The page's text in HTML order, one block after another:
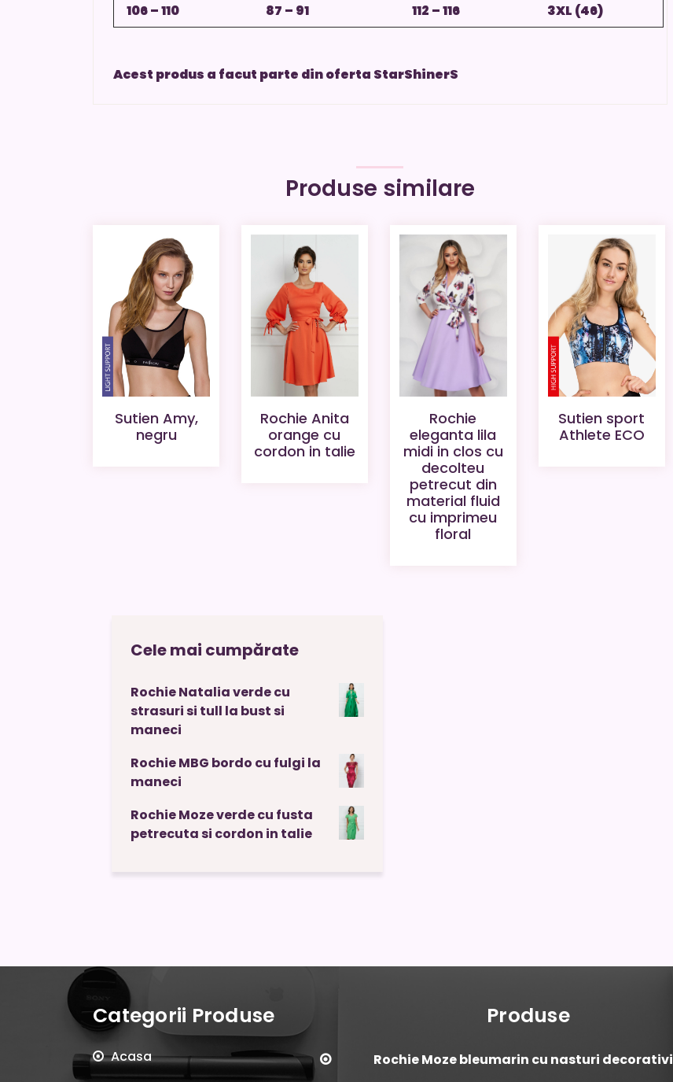
106 – 110
87 – 91 112 – 116 3XL (46)
Acest produs a facut parte din oferta StarShinerS
Produse similare
Sutien Amy,
negru
Rochie Anita
orange cu
cordon in talie
Rochie
eleganta lila
midi in clos cu
decolteu
petrecut din
material fluid
cu imprimeu
floral
Sutien sport
Athlete ECO
Cele mai cumpărate
Rochie Natalia verde cu
strasuri si tull la bust si
maneci
Rochie MBG bordo cu fulgi la
maneci
Rochie Moze verde cu fusta
petrecuta si cordon in talie
Categorii Produse
Acasa
Produse
Rochie Moze bleumarin cu nasturi decorativi